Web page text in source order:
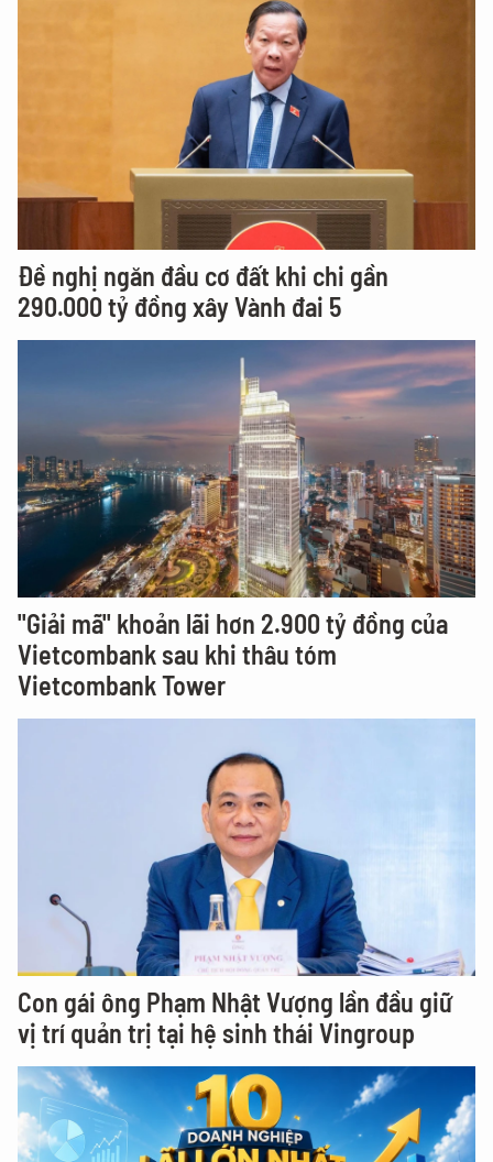
Đề nghị ngăn đầu cơ đất khi chi gần
290.000 tỷ đồng xây Vành đai 5
"Giải mã" khoản lãi hơn 2.900 tỷ đồng của
Vietcombank sau khi thâu tóm
Vietcombank Tower
Con gái ông Phạm Nhật Vượng lần đầu giữ
vị trí quản trị tại hệ sinh thái Vingroup